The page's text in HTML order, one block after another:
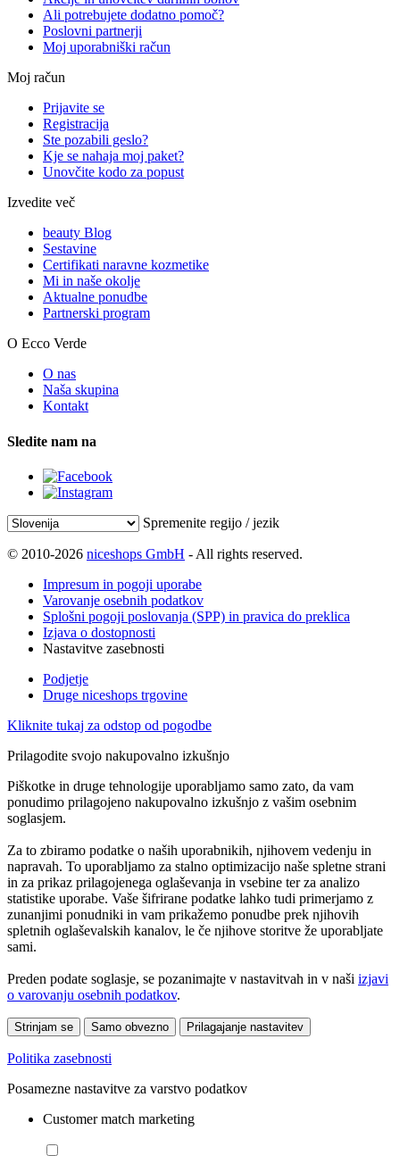
Ali potrebujete dodatno pomoč?
Poslovni partnerji
Moj uporabniški račun
Moj račun
Prijavite se
Registracija
Ste pozabili geslo?
Kje se nahaja moj paket?
Unovčite kodo za popust
Izvedite več
beauty Blog
Sestavine
Certifikati naravne kozmetike
Mi in naše okolje
Aktualne ponudbe
Partnerski program
O Ecco Verde
O nas
Naša skupina
Kontakt
Sledite nam na
Spremenite regijo / jezik
© 2010-2026 niceshops GmbH - All rights reserved.
Impresum in pogoji uporabe
Varovanje osebnih podatkov
Splošni pogoji poslovanja (SPP) in pravica do preklica
Izjava o dostopnosti
Nastavitve zasebnosti
Podjetje
Druge niceshops trgovine
Kliknite tukaj za odstop od pogodbe
Prilagodite svojo nakupovalno izkušnjo
Piškotke in druge tehnologije uporabljamo samo zato, da vam
ponudimo prilagojeno nakupovalno izkušnjo z vašim osebnim
soglasjem.
Za to zbiramo podatke o naših uporabnikih, njihovem vedenju in
napravah. To uporabljamo za stalno optimizacijo naše spletne strani
in za prikaz prilagojenega oglaševanja in vsebine ter za analizo
statistike uporabe. Vaše šifrirane podatke lahko tudi primerjamo z
zunanjimi ponudniki in vam prikažemo ponudbe prek njihovih
spletnih oglaševalskih kanalov, le če njihove storitve že uporabljate
sami.
Preden podate soglasje, se pozanimajte v nastavitvah in v naši izjavi
o varovanju osebnih podatkov.
Strinjam se Samo obvezno Prilagajanje nastavitev
Politika zasebnosti
Posamezne nastavitve za varstvo podatkov
Customer match marketing